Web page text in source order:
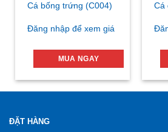
Cá bống trứng (C004)
Đăng nhập để xem giá
MUA NGAY
Cá
ĐẶT HÀNG